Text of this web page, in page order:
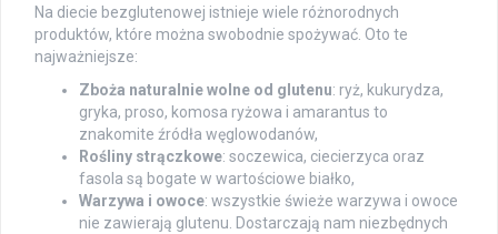
Na diecie bezglutenowej istnieje wiele różnorodnych
produktów, które można swobodnie spożywać. Oto te
najważniejsze:
Zboża naturalnie wolne od glutenu: ryż, kukurydza,
gryka, proso, komosa ryżowa i amarantus to
znakomite źródła węglowodanów,
Rośliny strączkowe: soczewica, ciecierzyca oraz
fasola są bogate w wartościowe białko,
Warzywa i owoce: wszystkie świeże warzywa i owoce
nie zawierają glutenu. Dostarczają nam niezbędnych